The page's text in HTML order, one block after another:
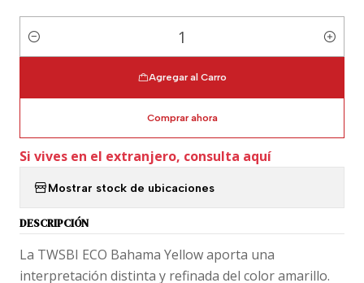
Cantidad
Agregar al Carro
Comprar ahora
Si vives en el extranjero, consulta aquí
Mostrar stock de ubicaciones
DESCRIPCIÓN
La TWSBI ECO Bahama Yellow aporta una
interpretación distinta y refinada del color amarillo.